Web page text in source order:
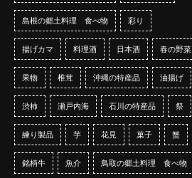
島根の郷土料理 食べ物 彩り
揚げカマ 料理酒 日本酒 春の野菜
果物 椎茸 沖縄の特産品 油揚げ
渋柿 瀬戸内海 石川の特産品 祭
練り製品 芋 花見 菓子 蟹
銘柄牛 魚介 鳥取の郷土料理 食べ物